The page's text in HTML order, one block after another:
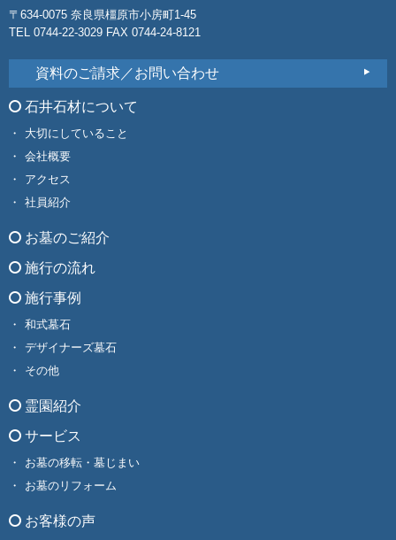
〒634-0075 奈良県橿原市小房町1-45
TEL 0744-22-3029 FAX 0744-24-8121
資料のご請求／お問い合わせ
石井石材について
大切にしていること
会社概要
アクセス
社員紹介
お墓のご紹介
施行の流れ
施行事例
和式墓石
デザイナーズ墓石
その他
霊園紹介
サービス
お墓の移転・墓じまい
お墓のリフォーム
お客様の声